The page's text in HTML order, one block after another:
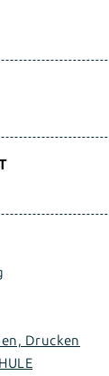
Drucken